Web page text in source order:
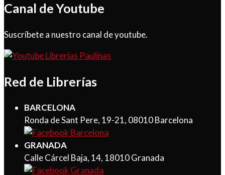
Canal de Youtube
Suscríbete a nuestro canal de youtube.
Red de Librerías
BARCELONA
Ronda de Sant Pere, 19-21, 08010 Barcelona
GRANADA
Calle Cárcel Baja, 14, 18010 Granada